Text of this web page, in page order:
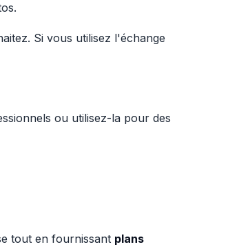
Si vous utilisez l'échange
ou utilisez-la pour des
tout en fournissant plans